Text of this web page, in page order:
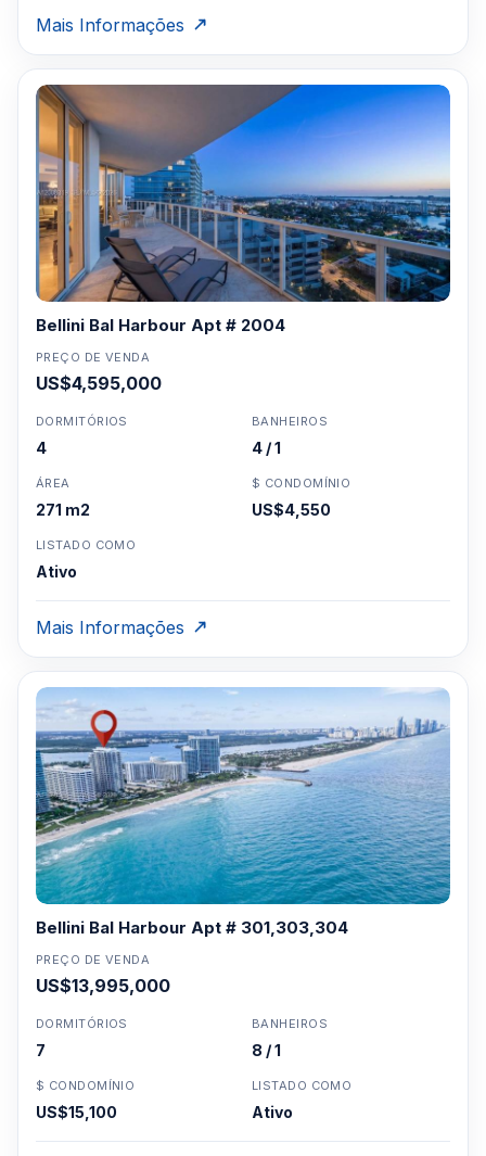
Mais Informações
Bellini Bal Harbour Apt # 2004
PREÇO DE VENDA
US$4,595,000
DORMITÓRIOS
4
BANHEIROS
4 / 1
ÁREA
271 m2
$ CONDOMÍNIO
US$4,550
LISTADO COMO
Ativo
Mais Informações
Bellini Bal Harbour Apt # 301,303,304
PREÇO DE VENDA
US$13,995,000
DORMITÓRIOS
7
BANHEIROS
8 / 1
$ CONDOMÍNIO
US$15,100
LISTADO COMO
Ativo